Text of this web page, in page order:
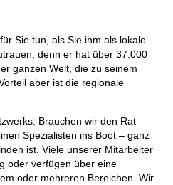
Sie tun, als Sie ihm als lokale
denn er hat über 37.000
ganzen Welt, die zu seinem
aber ist die regionale
Brauchen wir den Rat
Spezialisten ins Boot – ganz
ist. Viele unserer Mitarbeiter
oder verfügen über eine
oder mehreren Bereichen. Wir